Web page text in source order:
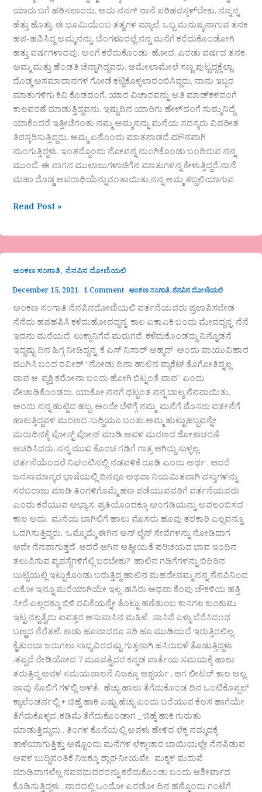
ಯಾರು ಬಗೆ ಹರಿಸಲಾರರು. ಅದು ನನಗ್ ನಾನೆ ಪರಿಹರಸ್ಕಳ್‌ಬೇಕು, ನನ್ನನ್ನ
ಹೆತ್ತು ಹೊತ್ತು, ಈ ಭೂಮಿಯೆಂಬ ತತ್ವಗಳ ಮ್ಯಾಲೆ, ಒಬ್ಬ ಮನುಷ್ಯನಾಗುವ ತನಕ
ಹಪ-ಹಪಿಸಿದ್ದ ಅಮ್ಮನನ್ನು. ಬೆಂಗಳೂರಲ್ಲೆ ನನ್ನ ಮನೆಗೆ ಕರೆದುಕೊಂಡೋಗಿ
ಹತ್ತು ವರ್ಷಗಳಾದವು. ಅಂಗೆ ಕರೆದುಕೊಂಡು ಹೋದ, ಎರಡು ವರ್ಷದ ತನಕ,
ಅಮ್ಮ ಮತ್ತು ಹೆಂಡತಿ ಚೆನ್ನಾಗಿದ್ದವರು. ಆಮೇಲಾಮೇಲೆ ಸಣ್ಣ ಪುಟ್ಟದ್ದಕ್ಕೆಲ್ಲಾ,
ದೊಡ್ಡ ಅಸಮಾದಾನಗಳ ಗೋಡೆ ಕಟ್ಟಿಕೊಳ್ಳಲಾರಂಬಿಸಿದ್ದರು, ನಾನು ಇಬ್ಬರ
ಮಾತುಗಳಿಗು ಕಿವಿ ಕೊಡದಂಗೆ, ಯಾರ ವಿಚಾರವನ್ನು ಅತಿ ಮಾಡ್‌ಕಳದಂಗೆ
ಕಾಲವರಣೆ ಮಾಡುತ್ತಿದ್ದವನು. ಇಷ್ಟುದಿನ ಯಾರಿಗು ಹೇಳ್‌ದಂಗೆ ಸುಮ್ಮನಿದ್ದೆ,
ಯಾಕೆಂದರೆ ಇತ್ತೀಚೆಗಂತು ನಮ್ಮ ಅಮ್ಮನನ್ನು ಮನೆಯ ಸದಸ್ಯರು ವಿಪರೀತ
ತಿರಸ್ಕರಿಸುತ್ತಿದ್ದರು. ಅಮ್ಮ ಏನೊಂದು ಮಾತನಾಡದೆ.ಮೌನವಾಗಿ
ನುಂಗುತ್ತಿದ್ದಳು. ಇಂತದ್ದೊಂದು ನೋವನ್ನ ನುಂಗಿಕೊಂಡು ಬಂದಿರುವ ನನ್ನ
ಮುಂದೆ. ಈ ನಾಗನ ಮುಲಾಜುಗಳಾಚಿಗೆನ ಮಾತುಗಳನ್ನ ಕೇಳುತ್ತಿದ್ದರೆ.ನಾನೆ
ಮಹಾ ದೊಡ್ಡ ಅಪರಾಧಿಯೆನ್ನುವಂತಾಯಿತು.ನನ್ನ ಅಮ್ಮ ತಬ್ಬಲಿಯಾಗುವ
Read Post »
ಅಂಕಣ ಸಂಗಾತಿ, ನೆನಪಿನ ದೋಣಿಯಲಿ
December 15, 2021 1 Comment ಅಂಕಣ ಸಂಗಾತಿ,ನೆನಪಿನ ದೋಣಿಯಲಿ
ಅಂಕಣ ಸಂಗಾತಿ ನೆನಪಿನದೋಣಿಯಲಿ ವರ್ತನೆಯವರು ಪ್ರಲಾಪಿಸಬೇಡ
ನೆನೆದು ಹಪಹಪಿಸಿ ಕಳೆದುಹೋದದ್ದನ್ನ ಕಾಲ ಏಕಾಏಕಿ ಬಂದು ಮೇದದ್ದನ್ನ ನೆನೆ
ಇದನು ಮರೆಯದೆ ಲುಕ್ಸಾನಿಗೆದೆ ಮರುಗದೆ ಕಳೆದುಕೊಂಡದ್ದು ನಿನ್ನೊಡನೆ
ಇದ್ದಷ್ಟು ದಿನ ಹಿಗ್ಗ ನೀಡಿದ್ದನ್ನ ಕೆ ಎಸ್ ನಿಸಾರ್ ಅಹ್ಮದ್ ಅಂದು ವಾಯುವಿಹಾರ
ಮುಗಿಸಿ ಬಂದ ರವೀಶ್ “ನೋಡು ದಿನಾ ಹಾಲಿನ ಪ್ಯಾಕೆಟ್ ತೊಗೋತಿದ್ನಲ್ಲ
ಪಾಪ ಆ ವ್ಯಕ್ತಿ ಕರೋನಾ ಬಂದು ಹೋಗಿ ಬಿಟ್ನಂತೆ ಪಾಪ” ಎಂದು
ಪೇಚಾಡಿಕೊಂಡರು. ಯಾಕೋ ನನಗೆ ಥಟ್ಟಂತ ನನ್ನ ಬಾಲ್ಯ ನೆನಪಾಯಿತು.
ಅಂದು ನನ್ನ ಹುಟ್ಟಿದ ಹಬ್ಬ. ಅಂದೇ ಬೆಳಿಗ್ಗೆ ನಮ್ಮ ಮನೆಗೆ ಮೊಸರು ವರ್ತನೆಗೆ
ಹಾಕುತ್ತಿದ್ದವಳ ಮರಣದ ಸುದ್ದಿಯೂ ಬಂತು.ಅಮ್ಮ ಹುಟ್ಟುಹಬ್ಬವನ್ನೇ
ಮರುದಿನಕ್ಕೆ ಪೋಸ್ಟ್ ಪೋನ್ ಮಾಡಿ ಅವಳ ಮರಣದ ಶೋಕಾಚರಣೆ
ಆಚರಿಸಿದರು. ನನ್ನ ಮುಖ ಕೊಂಚ ಗಡಿಗೆ ಗಾತ್ರ ಆಗಿದ್ದು ಸುಳ್ಳಲ್ಲ.
ವರ್ತನೆಯೆಂದರೆ ನಿಘಂಟಿನಲ್ಲಿ ನಡವಳಿಕೆ ರೂಢಿ ಎಂದು ಅರ್ಥ . ಆದರೆ
ಜನಸಾಮಾನ್ಯರ ಭಾಷೆಯಲ್ಲಿ ದಿನವೂ ಅಥವಾ ನಿಯಮಿತವಾಗಿ ವಸ್ತುಗಳನ್ನು
ಸರಬರಾಜು ಮಾಡಿ ತಿಂಗಳಿಗೊಮ್ಮೆ ಹಣ ಪಡೆಯುವವರಿಗೆ ವರ್ತನೆಯವರು
ಎಂದು ಕರೆಯುವ ಅಭ್ಯಾಸ. ಪ್ರತಿಯೊಂದಕ್ಕೂ ಅಂಗಡಿಯನ್ನು ಅವಲಂಬಿಸದ
ಕಾಲ ಅದು. ಮನೆಯ ಬಾಗಿಲಿಗೆ ಹಾಲು ಮೊಸರು ಹೂವು ತರಕಾರಿ ಎಲ್ಲವನ್ನೂ
ಒದಗಿಸುತ್ತಿದ್ದರು. ಒಮ್ಮೊಮ್ಮೆ ಈಗಿನ ಆನ್ ಲೈನ್ ಸೇವೆಗಳನ್ನು ನೋಡಿದಾಗ
ಅದೇ ನೆನಪಾಗುತ್ತದೆ .ಆದರೆ ಆಗಿನ ಆತ್ಮೀಯತೆ ಪರಿಚಯದ ಭಾವ ಇಂದಿನ
ತಲುಪಿಸುವ ವ್ಯವಸ್ಥೆಗಳಿಗೆಲ್ಲಿ ಬರಬೇಕು? ಹಾಲಿನ ಗಡಿಗೆಗಳನ್ನು ಬಿದಿರಿನ
ಬುಟ್ಟಿಯಲ್ಲಿ ಇಟ್ಟುಕೊಂಡು ಬರುತ್ತಿದ್ದ ಹಾಲಿನ ಮಹದೇವಮ್ಮ ನನ್ನ ನೆನಪಿನಿಂದ
ಏಕೋ ಇನ್ನೂ ಮರೆಯಾಗಿಯೇ ಇಲ್ಲ .ಹಸಿರು ಅಥವಾ ಕೆಂಪು ಚೌಕಳಿಯ ಹತ್ತಿ
ಸೀರೆ ಎಲ್ಲದಕ್ಕೂ ಬಿಳಿ ರವಿಕೆಯನ್ನೇ ತೊಟ್ಟು ಹಣೆತುಂಬ ಕಾಸಗಲ ಕುಂಕುಮ
ಇಟ್ಟ ನಲ್ವತ್ತೈದು ಐವತ್ತರ ಆಸುಪಾಸಿನ ಮಹಿಳೆ. ಸಾಸಿವೆ ಎಳ್ಳು ಬೆರೆಸಿದಂಥ
ಬಣ್ಣದ ನೆರೆತಲೆ. ಕಾಡು ಹೂವಾದರೂ ಸರಿ ಹೂ ಮುಡಿಯದೆ ಇರುತ್ತಿರಲಿಲ್ಲ.
ಕೈತುಂಬಾ ಜರುಗಲು ಸಾಧ್ಯವಿರದಷ್ಟು ಗುತ್ತನಾಗಿ ಹಸಿರುಬಳೆ ತೊಡುತ್ತಿದ್ದಳು
.ತಪ್ಪದೆ ರೇಡಿಯೋದ 7 ಮೂವತ್ತೈದರ ಕನ್ನಡ ವಾರ್ತೆಯ ಸಮಯಕ್ಕೆ ಹಾಲು
ತರುತ್ತಿದ್ದ ಅವಳ ಸಮಯಪಾಲನೆ ನಿಜಕ್ಕೂ ಆಶ್ಚರ್ಯ . ಆಗ ಲೀಟರ್ ಕಾಲ ಅಲ್ಲ
ಪಾವು ಸೊಲಿಗೆ ಗಳಲ್ಲಿ ಅಳತೆ. ಹೆಚ್ಚು ಹಾಲು ತೆಗೆದುಕೊಂಡ ದಿನ ಒಂಟಿಕೊಪ್ಪಲ್
ಕ್ಯಾಲೆಂಡರ್ನಲ್ಲಿ + ಚಿಹ್ನೆ ಹಾಕಿ ಎಷ್ಟು ಹೆಚ್ಚು ಎಂದು ಬರೆಯುವ ಕೆಲಸ ಹಾಗೆಯೇ
ತೆಗೆದುಕೊಳ್ಳದ ,ಕಡಿಮೆ ತೆಗೆದುಕೊಂಡಾಗ _ ಚಿಹ್ನೆ ಹಾಕಿ ಗುರುತು
ಮಾಡುತ್ತಿದ್ದುದು . ತಿಂಗಳ ಕೊನೆಯಲ್ಲಿ ಅವಳು ಹೇಳಿದ ಲೆಕ್ಕ ನಮ್ಮದಕ್ಕೆ
ತಾಳೆಯಾಗುತ್ತಿತ್ತು ಅಷ್ಟೊಂದು ಮನೆಗಳ ಲೆಕ್ಕಾಚಾರ ಬಾಯಿಯಲ್ಲೇ ನೆನಪಿಡುವ
ಅವಳ ಬುದ್ದಿವಂತಿಕೆ ನಿಜಕ್ಕೂ ಶ್ಲಾಘನೀಯವೇ. ಮಕ್ಕಳ ಮದುವೆ
ಮಾಡಿದಾಗಲೆಲ್ಲ ನವವಧುವರರನ್ನು ಕರೆದುಕೊಂಡು ಬಂದು ಆಶೀರ್ವಾದ
ಕೊಡಿಸುತ್ತಿದ್ದಳು . ವಾರದಲ್ಲಿ ಒಂದೋ ಎರಡೋ ದಿನ ಹನ್ನೊಂದು ಗಂಟೆಗೆ